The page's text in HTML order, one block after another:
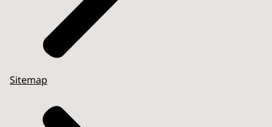
Sitemap